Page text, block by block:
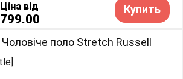
Ціна від
799.00
Купить
Чоловіче поло Stretch Russell